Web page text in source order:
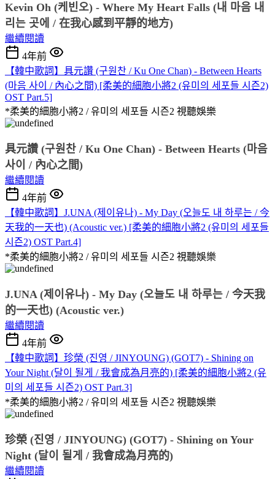
Kevin Oh (케빈오) - Where My Heart Falls (내 마음 내
리는 곳에 / 在我心感到平靜的地方)
繼續閱讀
4年前
【韓中歌詞】具元讚 (구원찬 / Ku One Chan) - Between Hearts
(마음 사이 / 內心之間) [柔美的細胞小將2 (유미의 세포들 시즌2)
OST Part.5]
*柔美的細胞小將2 / 유미의 세포들 시즌2 視聽娛樂
具元讚 (구원찬 / Ku One Chan) - Between Hearts (마음
사이 / 內心之間)
繼續閱讀
4年前
【韓中歌詞】J.UNA (제이유나) - My Day (오늘도 내 하루는 / 今
天我的一天也) (Acoustic ver.) [柔美的細胞小將2 (유미의 세포들
시즌2) OST Part.4]
*柔美的細胞小將2 / 유미의 세포들 시즌2 視聽娛樂
J.UNA (제이유나) - My Day (오늘도 내 하루는 / 今天我
的一天也) (Acoustic ver.)
繼續閱讀
4年前
【韓中歌詞】珍榮 (진영 / JINYOUNG) (GOT7) - Shining on
Your Night (달이 될게 / 我會成為月亮的) [柔美的細胞小將2 (유
미의 세포들 시즌2) OST Part.3]
*柔美的細胞小將2 / 유미의 세포들 시즌2 視聽娛樂
珍榮 (진영 / JINYOUNG) (GOT7) - Shining on Your
Night (달이 될게 / 我會成為月亮的)
繼續閱讀